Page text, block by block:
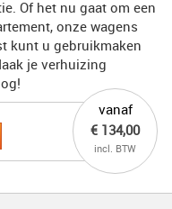
Of het nu gaat om een
onze wagens
kunt u gebruikmaken
je verhuizing
vanaf
€ 134,00
incl. BTW